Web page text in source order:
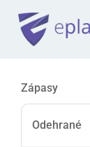
Zápasy
Odehrané